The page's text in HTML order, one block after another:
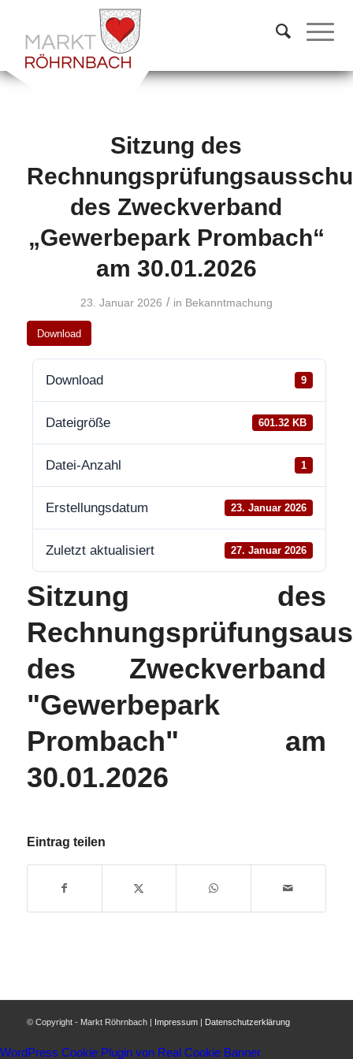
Sitzung des
des Zweckverband
„Gewerbepark Prombach“
am 30.01.2026
23. Januar 2026 / in Bekanntmachung
Download
Download 9
Dateigröße 601.32 KB
Datei-Anzahl 1
Erstellungsdatum 23. Januar 2026
Zuletzt aktualisiert 27. Januar 2026
Sitzung des
des Zweckverband
"Gewerbepark
Prombach" am
30.01.2026
Eintrag teilen
© Copyright - Markt Röhrnbach | Impressum| Datenschutzerklärung
WordPress Cookie Plugin von Real Cookie Banner